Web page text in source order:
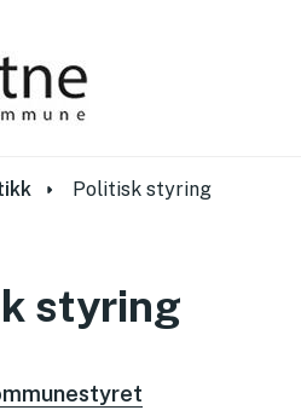
Politisk styring
styring